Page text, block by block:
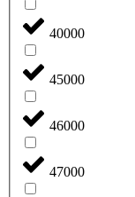
40000
45000
46000
47000